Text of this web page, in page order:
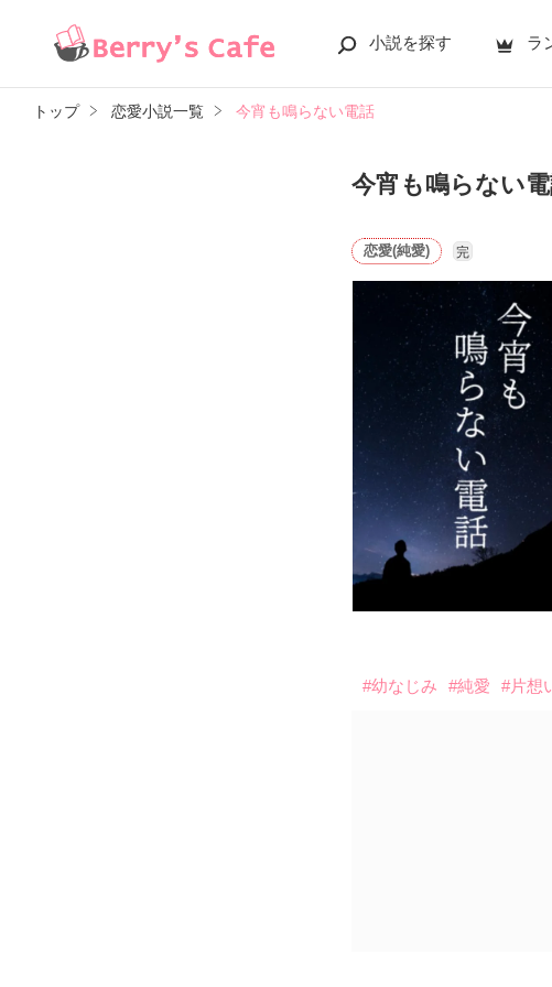
小説を探す ラ
トップ 恋愛小説一覧 今宵も鳴らない電話
今宵も鳴らない
恋愛(純愛) 完
#幼なじみ #純愛 #片想